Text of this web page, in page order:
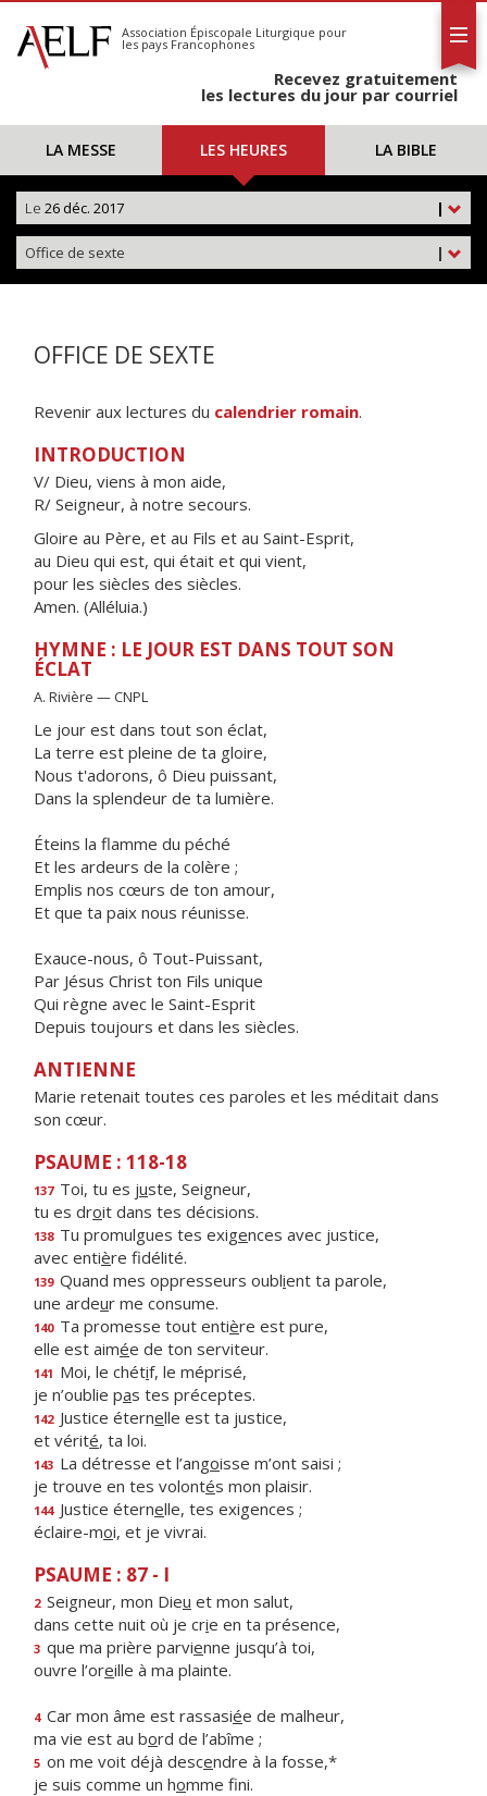
S'abonner
Calendrier
Association Épiscopale Liturgique pour
les pays Francophones
Recevez gratuitement
les lectures du jour par courriel
LA MESSE LES HEURES LA BIBLE
|
Le 26 déc. 2017
|
Office de sexte
OFFICE DE SEXTE
Revenir aux lectures du calendrier romain.
INTRODUCTION
V/ Dieu, viens à mon aide,
R/ Seigneur, à notre secours.
Gloire au Père, et au Fils et au Saint-Esprit,
au Dieu qui est, qui était et qui vient,
pour les siècles des siècles.
Amen. (Alléluia.)
HYMNE : LE JOUR EST DANS TOUT SON
ÉCLAT
A. Rivière — CNPL
Le jour est dans tout son éclat,
La terre est pleine de ta gloire,
Nous t'adorons, ô Dieu puissant,
Dans la splendeur de ta lumière.
Éteins la flamme du péché
Et les ardeurs de la colère ;
Emplis nos cœurs de ton amour,
Et que ta paix nous réunisse.
Exauce-nous, ô Tout-Puissant,
Par Jésus Christ ton Fils unique
Qui règne avec le Saint-Esprit
Depuis toujours et dans les siècles.
ANTIENNE
Marie retenait toutes ces paroles et les méditait dans
son cœur.
PSAUME : 118-18
137 Toi, tu es juste, Seigneur,
tu es droit dans tes décisions.
138 Tu promulgues tes exigences avec justice,
avec entière fidélité.
139 Quand mes oppresseurs oublient ta parole,
une ardeur me consume.
140 Ta promesse tout entière est pure,
elle est aimée de ton serviteur.
141 Moi, le chétif, le méprisé,
je n’oublie pas tes préceptes.
142 Justice éternelle est ta justice,
et vérité, ta loi.
143 La détresse et l’angoisse m’ont saisi ;
je trouve en tes volontés mon plaisir.
144 Justice éternelle, tes exigences ;
éclaire-moi, et je vivrai.
PSAUME : 87 - I
2 Seigneur, mon Dieu et mon salut,
dans cette nuit où je crie en ta présence,
3 que ma prière parvienne jusqu’à toi,
ouvre l’oreille à ma plainte.
4 Car mon âme est rassasiée de malheur,
ma vie est au bord de l’abîme ;
5 on me voit déjà descendre à la fosse,*
je suis comme un homme fini.